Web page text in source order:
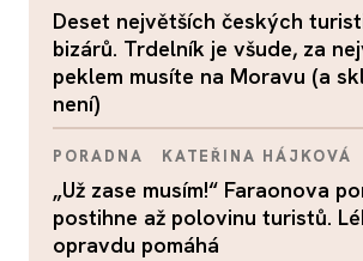
Deset největších českých
bizárů. Trdelník je všude, za
peklem musíte na Moravu (a
není)
PORADNA KATEŘINA HÁJKOVÁ
„Už zase musím!“ Faraonova
postihne až polovinu turistů.
opravdu pomáhá